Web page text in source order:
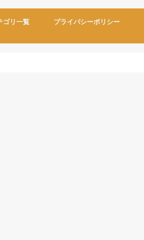
ゴリ一覧 プライバシーポリシー